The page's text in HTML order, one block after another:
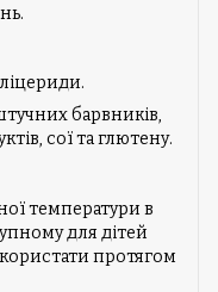
барвників,
сої та глютену.
температури в
для дітей
протягом